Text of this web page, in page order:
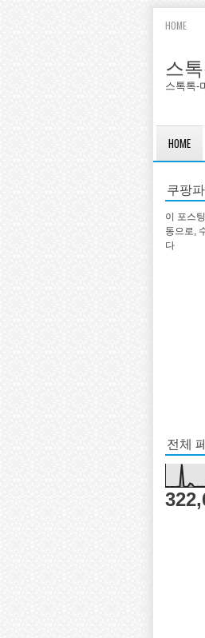
HOME
스
스톡톡-
HOME
쿠팡
이 포스
동으로,
다
전체